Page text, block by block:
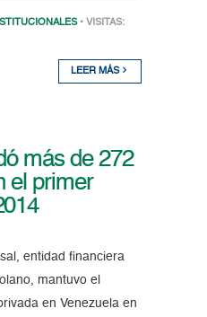
• VISITAS:
LEER MÁS
más de 272
el primer
entidad financiera
mantuvo el
en Venezuela en